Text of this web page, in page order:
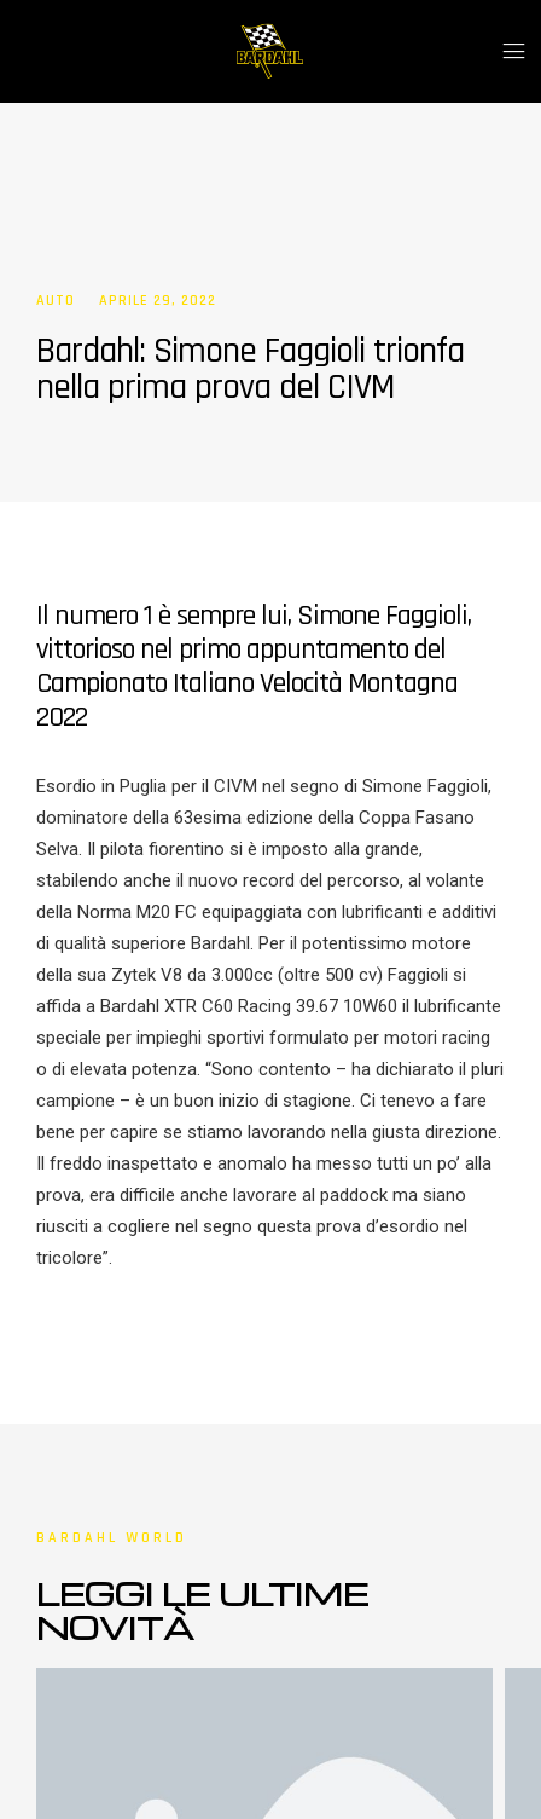
AUTO APRILE 29, 2022
Bardahl: Simone Faggioli trionfa
nella prima prova del CIVM
Il numero 1 è sempre lui, Simone Faggioli,
vittorioso nel primo appuntamento del
Campionato Italiano Velocità Montagna
2022
Esordio in Puglia per il CIVM nel segno di Simone Faggioli,
dominatore della 63esima edizione della Coppa Fasano
Selva. Il pilota fiorentino si è imposto alla grande,
stabilendo anche il nuovo record del percorso, al volante
della Norma M20 FC equipaggiata con lubrificanti e additivi
di qualità superiore Bardahl. Per il potentissimo motore
della sua Zytek V8 da 3.000cc (oltre 500 cv) Faggioli si
affida a Bardahl XTR C60 Racing 39.67 10W60 il lubrificante
speciale per impieghi sportivi formulato per motori racing
o di elevata potenza. “Sono contento – ha dichiarato il pluri
campione – è un buon inizio di stagione. Ci tenevo a fare
bene per capire se stiamo lavorando nella giusta direzione.
Il freddo inaspettato e anomalo ha messo tutti un po’ alla
prova, era difficile anche lavorare al paddock ma siano
riusciti a cogliere nel segno questa prova d’esordio nel
tricolore”.
BARDAHL WORLD
LEGGI LE ULTIME
NOVITÀ